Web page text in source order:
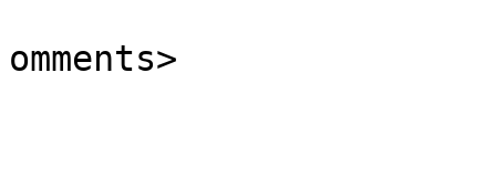
omments>